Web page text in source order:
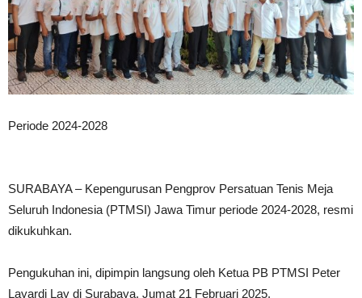
Periode 2024-2028
SURABAYA – Kepengurusan Pengprov Persatuan Tenis Meja
Seluruh Indonesia (PTMSI) Jawa Timur periode 2024-2028, resmi
dikukuhkan.
Pengukuhan ini, dipimpin langsung oleh Ketua PB PTMSI Peter
Layardi Lay di Surabaya, Jumat 21 Februari 2025.